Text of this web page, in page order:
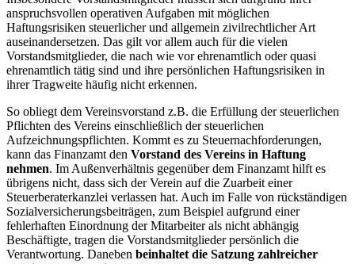
anspruchsvollen operativen Aufgaben mit möglichen
Haftungsrisiken steuerlicher und allgemein zivilrechtlicher Art
auseinandersetzen. Das gilt vor allem auch für die vielen
Vorstandsmitglieder, die nach wie vor ehrenamtlich oder quasi
ehrenamtlich tätig sind und ihre persönlichen Haftungsrisiken in
ihrer Tragweite häufig nicht erkennen.
So obliegt dem Vereinsvorstand z.B. die Erfüllung der steuerlichen
Pflichten des Vereins einschließlich der steuerlichen
Aufzeichnungspflichten. Kommt es zu Steuernachforderungen,
kann das Finanzamt den Vorstand des Vereins in Haftung
nehmen. Im Außenverhältnis gegenüber dem Finanzamt hilft es
übrigens nicht, dass sich der Verein auf die Zuarbeit einer
Steuerberaterkanzlei verlassen hat. Auch im Falle von rückständigen
Sozialversicherungsbeiträgen, zum Beispiel aufgrund einer
fehlerhaften Einordnung der Mitarbeiter als nicht abhängig
Beschäftigte, tragen die Vorstandsmitglieder persönlich die
Verantwortung. Daneben beinhaltet die Satzung zahlreicher